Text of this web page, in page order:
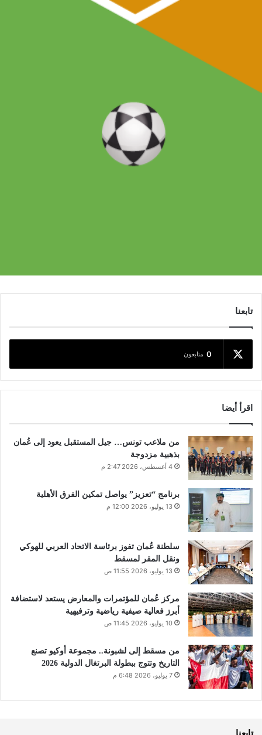
تابعنا
0 متابعون
اقرأ أيضا
من ملاعب تونس… جيل المستقبل يعود إلى عُمان
بذهبية مزدوجة
4 أغسطس، 2026 2:47 م
برنامج “تعزيز” يواصل تمكين الفرق الأهلية
13 يوليو، 2026 12:00 م
سلطنة عُمان تفوز برئاسة الاتحاد العربي للهوكي
ونقل المقر لمسقط
13 يوليو، 2026 11:55 ص
مركز عُمان للمؤتمرات والمعارض يستعد لاستضافة
أبرز فعالية صيفية رياضية وترفيهية
10 يوليو، 2026 11:45 ص
من مسقط إلى لشبونة.. مجموعة أوكيو تصنع
التاريخ وتتوج ببطولة البرتغال الدولية 2026
7 يوليو، 2026 6:48 م